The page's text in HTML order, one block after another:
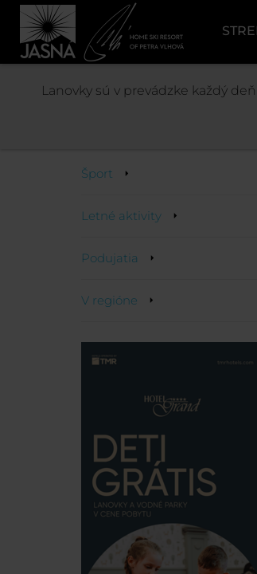
Šport
Letné aktivity
Podujatia
V regióne
Lanovky sú v prevádzke každý